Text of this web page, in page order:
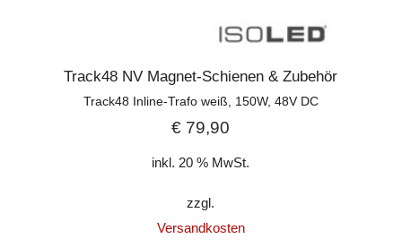
Track48 NV Magnet-Schienen & Zubehör
Track48 Inline-Trafo weiß, 150W, 48V DC
€ 79,90
inkl. 20 % MwSt.
zzgl.
Versandkosten